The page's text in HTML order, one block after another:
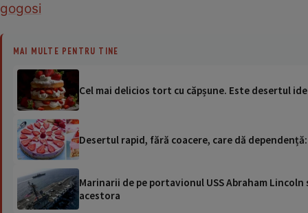
gogosi
MAI MULTE PENTRU TINE
Cel mai delicios tort cu căpșune. Este desertul
Desertul rapid, fără coacere, care dă
Marinarii de pe portavionul USS Abraham
acestora